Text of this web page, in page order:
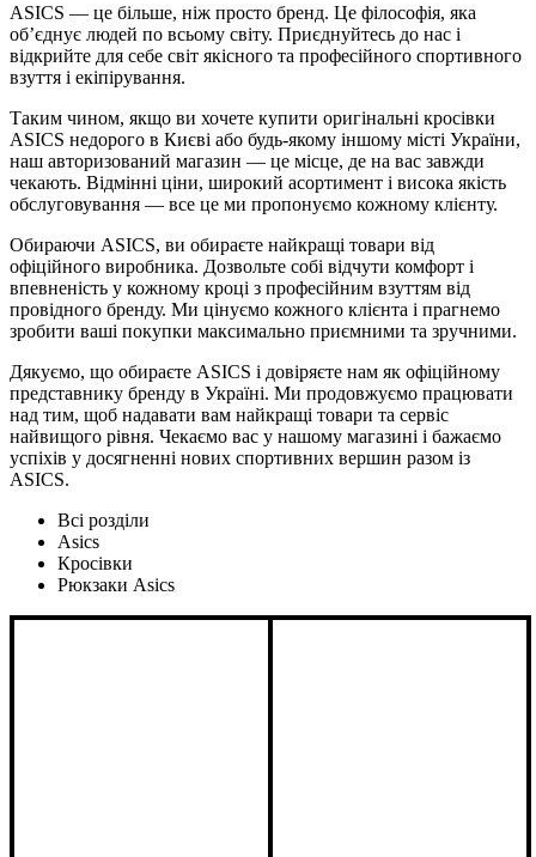
ASICS — це більше, ніж просто бренд. Це філософія, яка
об’єднує людей по всьому світу. Приєднуйтесь до нас і
відкрийте для себе світ якісного та професійного спортивного
взуття і екіпірування.
Таким чином, якщо ви хочете купити оригінальні кросівки
ASICS недорого в Києві або будь-якому іншому місті України,
наш авторизований магазин — це місце, де на вас завжди
чекають. Відмінні ціни, широкий асортимент і висока якість
обслуговування — все це ми пропонуємо кожному клієнту.
Обираючи ASICS, ви обираєте найкращі товари від
офіційного виробника. Дозвольте собі відчути комфорт і
впевненість у кожному кроці з професійним взуттям від
провідного бренду. Ми цінуємо кожного клієнта і прагнемо
зробити ваші покупки максимально приємними та зручними.
Дякуємо, що обираєте ASICS і довіряєте нам як офіційному
представнику бренду в Україні. Ми продовжуємо працювати
над тим, щоб надавати вам найкращі товари та сервіс
найвищого рівня. Чекаємо вас у нашому магазині і бажаємо
успіхів у досягненні нових спортивних вершин разом із
ASICS.
Всі розділи
Asics
Кросівки
Рюкзаки Asics